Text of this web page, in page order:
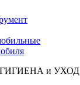
и УХОД